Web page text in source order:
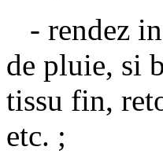
- rendez
de pluie, si
tissu fin,
etc. ;